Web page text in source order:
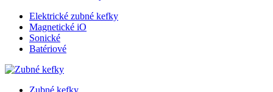
Elektrické zubné kefky
Magnetické iO
Sonické
Batériové